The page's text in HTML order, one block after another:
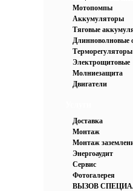
Мотопомпы
Аккумуляторы
Тяговые
Длинноволновые
Терморегуляторы
Электрощитовые
Молниезащита
Двигатели
Доставка
Монтаж
Монтаж
Энергоаудит
Сервис
Фотогалерея
ВЫЗОВ